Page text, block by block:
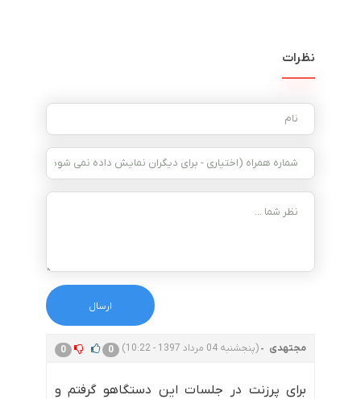
نظرات
مجتهدی (پنجشنبه 04 مرداد 1397 - 10:22) 0 0
برای پرزنت در جلسات این دستگاهو گرفتم و